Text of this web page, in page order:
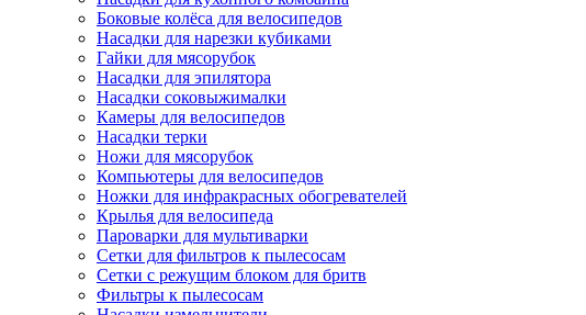
Боковые колёса для велосипедов
Насадки для нарезки кубиками
Гайки для мясорубок
Насадки для эпилятора
Насадки соковыжималки
Камеры для велосипедов
Насадки терки
Ножи для мясорубок
Компьютеры для велосипедов
Ножки для инфракрасных обогревателей
Крылья для велосипеда
Пароварки для мультиварки
Сетки для фильтров к пылесосам
Сетки с режущим блоком для бритв
Фильтры к пылесосам